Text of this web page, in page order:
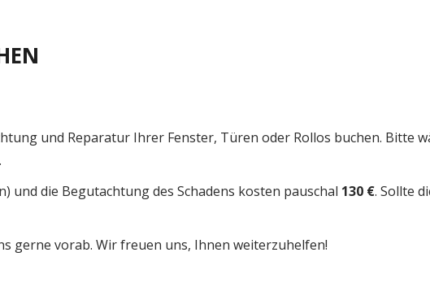
und Reparatur Ihrer Fenster, Türen oder Rollos buchen. Bitte
und die Begutachtung des Schadens kosten pauschal 130 €. Sollte
gerne vorab. Wir freuen uns, Ihnen weiterzuhelfen!